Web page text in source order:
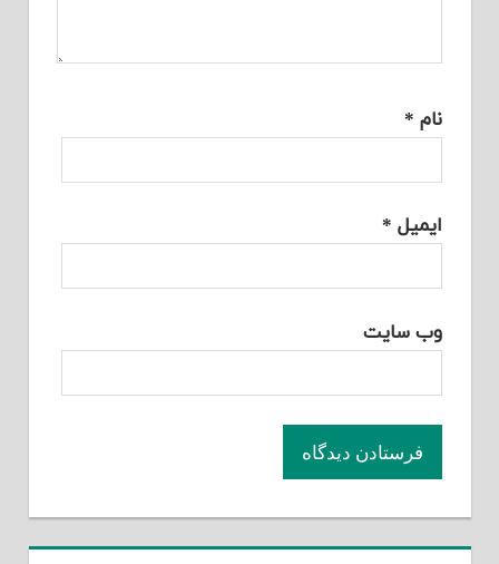
نام *
ایمیل *
وب‌ سایت